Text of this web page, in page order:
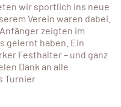
wir sportlich ins neue
Verein waren dabei.
zeigten im
gelernt haben. Ein
Festhalter – und ganz
Dank an alle
Turnier